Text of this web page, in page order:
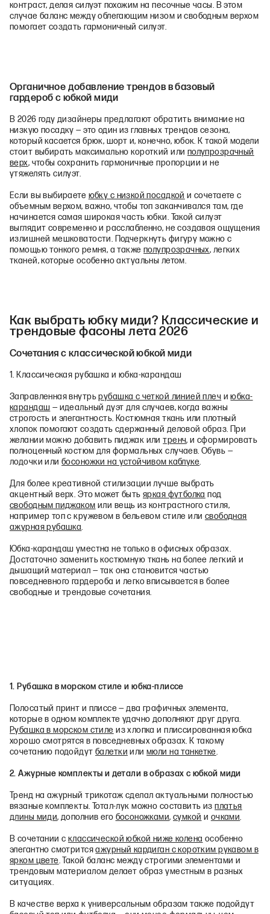
контраст, делая силуэт похожим на песочные часы. В этом
случае баланс между облегающим низом и свободным верхом
помогает создать гармоничный силуэт.
Органичное добавление трендов в базовый
гардероб с юбкой миди
В 2026 году дизайнеры предлагают обратить внимание на
низкую посадку — это один из главных трендов сезона,
который касается брюк, шорт и, конечно, юбок. К такой модели
стоит выбирать максимально короткий или полупрозрачный
верх, чтобы сохранить гармоничные пропорции и не
утяжелять силуэт.
Если вы выбираете юбку с низкой посадкой и сочетаете с
объемным верхом, важно, чтобы топ заканчивался там, где
начинается самая широкая часть юбки. Такой силуэт
выглядит современно и расслабленно, не создавая ощущения
излишней мешковатости. Подчеркнуть фигуру можно с
помощью тонкого ремня, а такжеполупрозрачных, легких
тканей, которые особенно актуальны летом.
Как выбрать юбку миди? Классические и
трендовые фасоны лета 2026
Сочетания с классической юбкой миди
1. Классическая рубашка и юбка-карандаш
Заправленная внутрьрубашка с четкой линией плеч июбка-
карандаш — идеальный дуэт для случаев, когда важны
строгость и элегантность. Костюмная ткань или плотный
хлопок помогают создать сдержанный деловой образ. При
желании можно добавить пиджак илитренч, и сформировать
полноценный костюм для формальных случаев. Обувь —
лодочки илибосоножки на устойчивом каблуке.
Для более креативной стилизации лучше выбрать
акцентный верх. Это может бытьяркая футболка под
свободным пиджаком или вещь из контрастного стиля,
например топ с кружевом в бельевом стиле или свободная
ажурная рубашка.
Юбка-карандаш уместна не только в офисных образах.
Достаточно заменить костюмную ткань на более легкий и
дышащий материал — так она становится частью
повседневного гардероба и легко вписывается в более
свободные и трендовые сочетания.
1. Рубашка в морском стиле и юбка-плиссе
Полосатый принт и плиссе — два графичных элемента,
которые в одном комплекте удачно дополняют друг друга.
Рубашка в морском стиле из хлопка и плиссированная юбка
хорошо смотрятся в повседневных образах. К такому
сочетанию подойдут балетки илимюли на танкетке.
2. Ажурные комплекты и детали в образах с юбкой миди
Тренд на ажурный трикотаж сделал актуальными полностью
вязаные комплекты. Тотал-лук можно составить изплатья
длины миди, дополнив его босоножками, сумкой и очками.
В сочетании с классической юбкой ниже колена особенно
элегантно смотритсяажурный кардиган с коротким рукавом в
ярком цвете. Такой баланс между строгими элементами и
трендовым материалом делает образ уместным в разных
ситуациях.
В качестве верха к универсальным образам также подойдут